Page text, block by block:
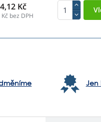
Kč
Kč bez DPH
Jen